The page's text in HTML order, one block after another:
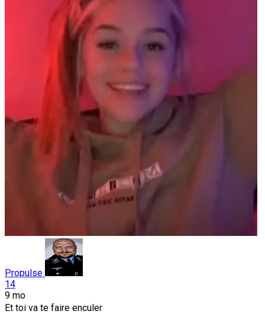
Propulse
14
9 mo
Et toi va te faire enculer